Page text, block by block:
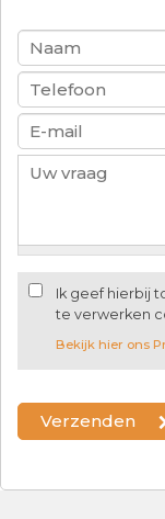
Ik geef hierbij
te verwerken
Bekijk hier ons